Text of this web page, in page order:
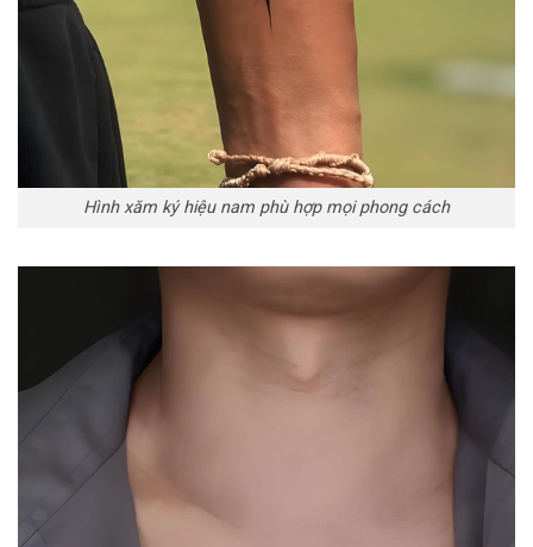
Hình xăm ký hiệu nam phù hợp mọi phong cách